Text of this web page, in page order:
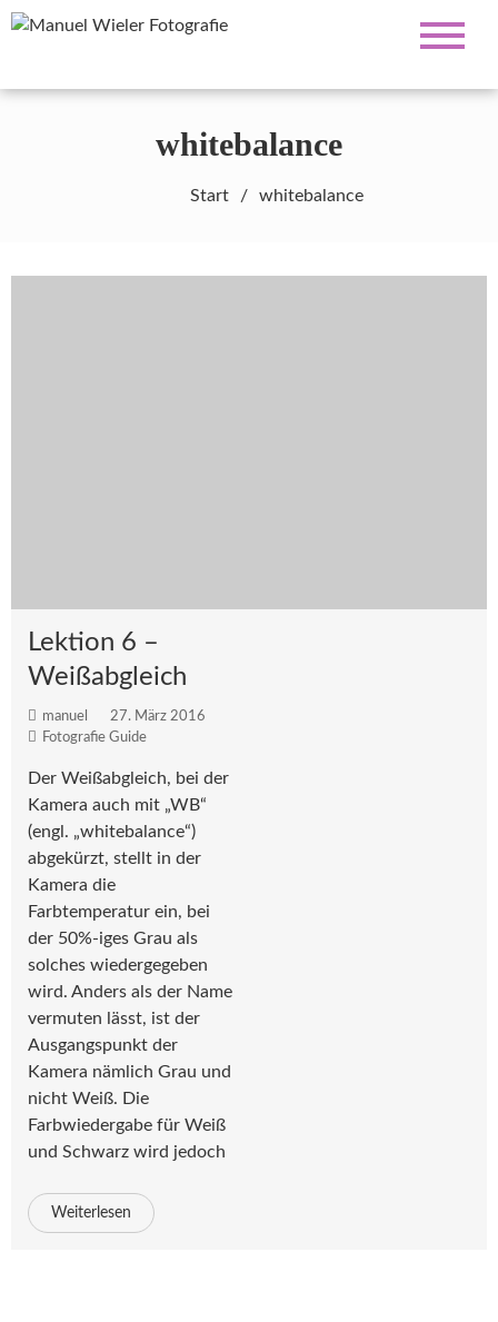
Manuel Wieler
Fotografie
Fotograf für Hochzeiten, Familie,
whitebalance
Start whitebalance
Lektion 6 –
Weißabgleich
manuel
27. März 2016
Fotografie Guide
Der Weißabgleich, bei der
Kamera auch mit „WB“
(engl. „whitebalance“)
abgekürzt, stellt in der
Kamera die
Farbtemperatur ein, bei
der 50%-iges Grau als
solches wiedergegeben
wird. Anders als der Name
vermuten lässt, ist der
Ausgangspunkt der
Kamera nämlich Grau und
nicht Weiß. Die
Farbwiedergabe für Weiß
und Schwarz wird jedoch
Weiterlesen